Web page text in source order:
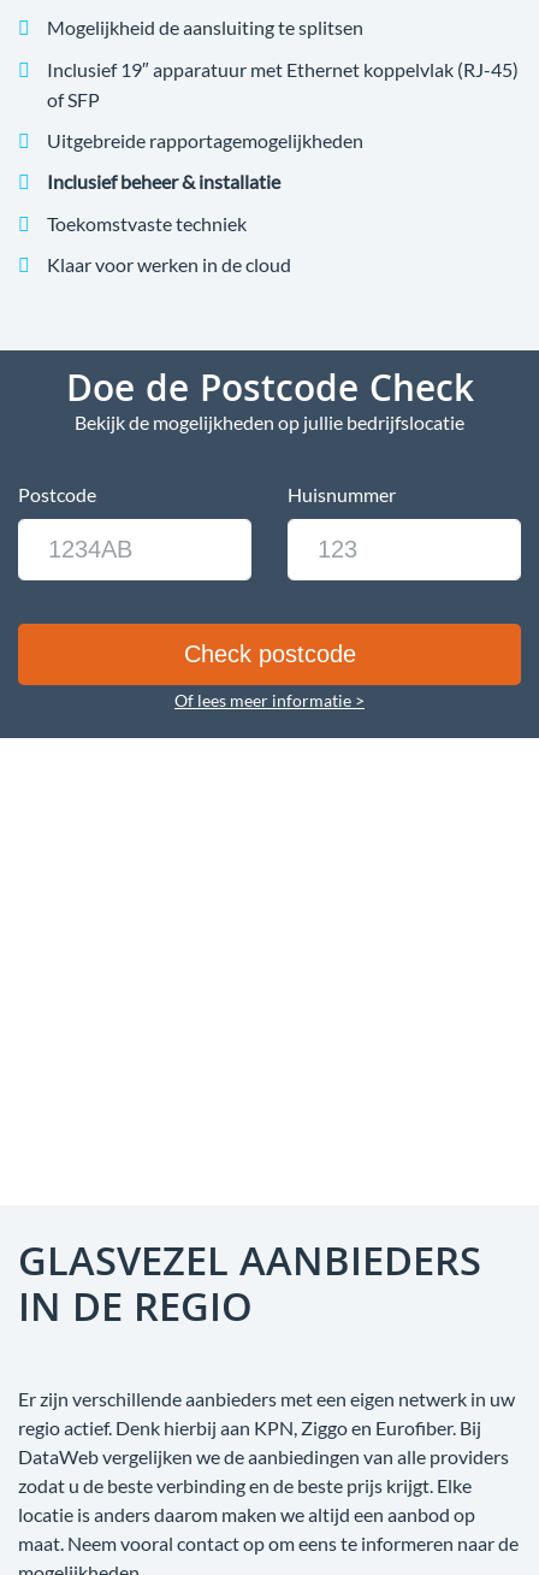
Mogelijkheid de aansluiting te splitsen
Inclusief 19″ apparatuur met Ethernet koppelvlak (RJ-45)
of SFP
Uitgebreide rapportagemogelijkheden
Inclusief beheer & installatie
Toekomstvaste techniek
Klaar voor werken in de cloud
Doe de Postcode Check
Bekijk de mogelijkheden op jullie bedrijfslocatie
Postcode Huisnummer
Of lees meer informatie >
GLASVEZEL AANBIEDERS
IN DE REGIO
Er zijn verschillende aanbieders met een eigen netwerk in uw
regio actief. Denk hierbij aan KPN, Ziggo en Eurofiber. Bij
DataWeb vergelijken we de aanbiedingen van alle providers
zodat u de beste verbinding en de beste prijs krijgt. Elke
locatie is anders daarom maken we altijd een aanbod op
maat. Neem vooral contact op om eens te informeren naar de